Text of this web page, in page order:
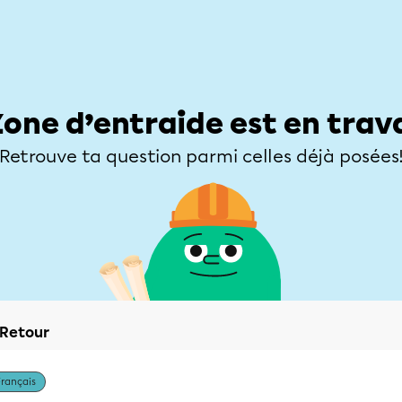
d’entraide est en
Retrouve ta question parmi celles déjà
Retour